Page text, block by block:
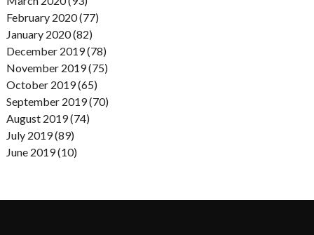
February 2020 (77)
January 2020 (82)
December 2019 (78)
November 2019 (75)
October 2019 (65)
September 2019 (70)
August 2019 (74)
July 2019 (89)
June 2019 (10)